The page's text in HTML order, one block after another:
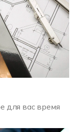
для вас время